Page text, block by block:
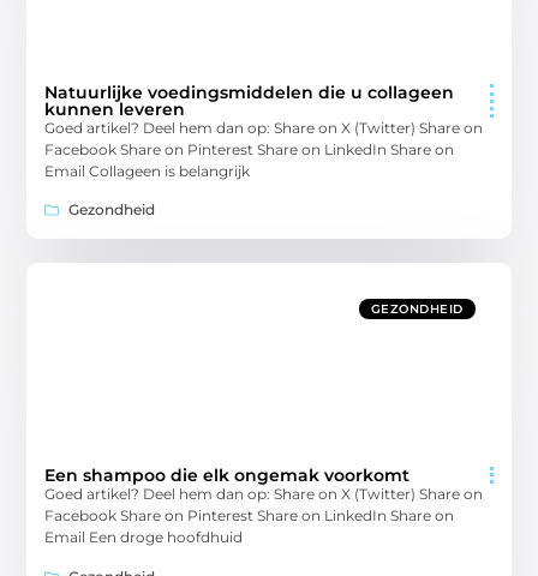
Natuurlijke voedingsmiddelen die u collageen
kunnen leveren
Goed artikel? Deel hem dan op: Share on X (Twitter) Share on
Facebook Share on Pinterest Share on LinkedIn Share on
Email Collageen is belangrijk
Gezondheid
GEZONDHEID
Een shampoo die elk ongemak voorkomt
Goed artikel? Deel hem dan op: Share on X (Twitter) Share on
Facebook Share on Pinterest Share on LinkedIn Share on
Email Een droge hoofdhuid